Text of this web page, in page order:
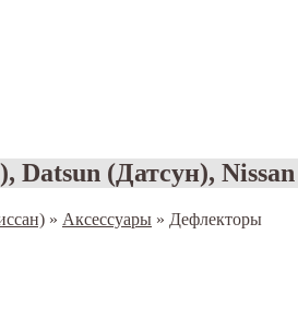
Datsun (Датсун),
» Аксессуары » Дефлекторы